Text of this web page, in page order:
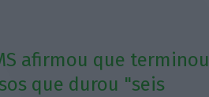
afirmou que terminou
que durou "seis